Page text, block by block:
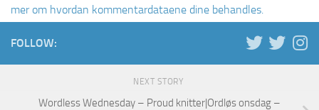
mer om hvordan kommentardataene dine behandles.
FOLLOW:
NEXT STORY
Wordless Wednesday – Proud knitter|Ordløs onsdag –